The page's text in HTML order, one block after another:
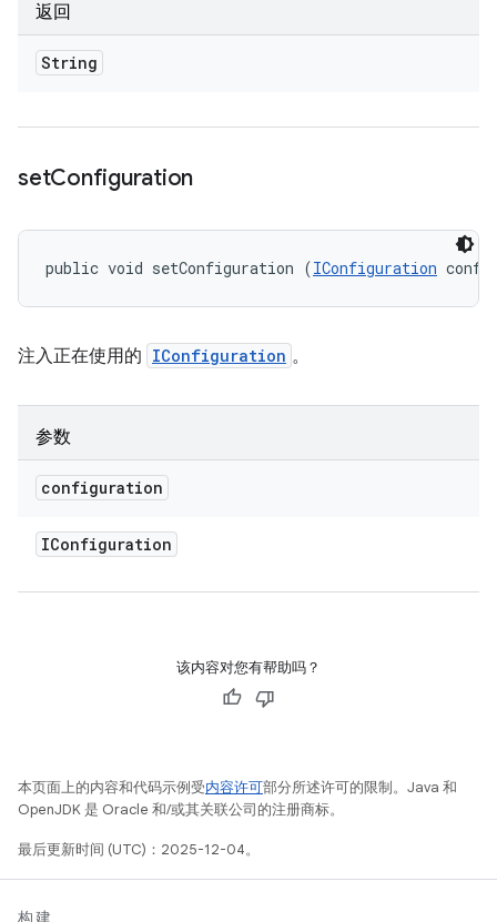
返回
String
setConfiguration
public void setConfiguration (IConfiguration
注入正在使用的 IConfiguration 。
参数
configuration
IConfiguration
该内容对您有帮助吗？
本页面上的内容和代码示例受内容许可部分所述许可的限制。Java 和
OpenJDK 是 Oracle 和/或其关联公司的注册商标。
最后更新时间 (UTC)：2025-12-04。
构建